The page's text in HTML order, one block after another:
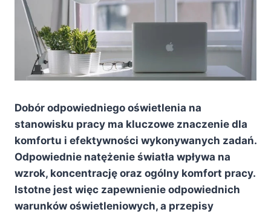
Dobór odpowiedniego oświetlenia na
stanowisku pracy ma kluczowe znaczenie dla
komfortu i efektywności wykonywanych zadań.
Odpowiednie natężenie światła wpływa na
wzrok, koncentrację oraz ogólny komfort pracy.
Istotne jest więc zapewnienie odpowiednich
warunków oświetleniowych, a przepisy